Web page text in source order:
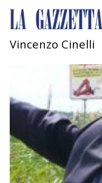
MOBILITÀ
INDUSTRIA
RICERCA
ECONOMIA
Vincenzo Cinelli